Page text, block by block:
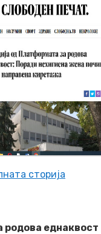
сторија
родова еднаквост